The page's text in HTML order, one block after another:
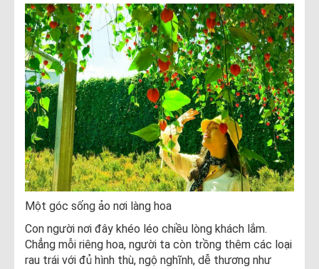
Một góc sống ảo nơi làng hoa
Con người nơi đây khéo léo chiều lòng khách lắm.
Chẳng mỗi riêng hoa, người ta còn trồng thêm các loại
rau trái với đủ hình thù, ngộ nghĩnh, dễ thương như